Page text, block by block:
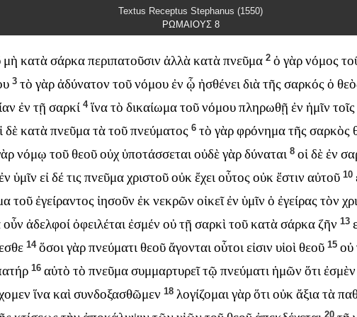
Textus Receptus Stephanus (1550)
ΡΩΜΑΙΟΥΣ 8
μὴ κατὰ σάρκα περιπατοῦσιν ἀλλὰ κατὰ πνεῦμα 2 ὁ γὰρ νόμος
3τὸ γὰρ ἀδύνατον τοῦ νόμου ἐν ᾧ ἠσθένει διὰ τῆς σαρκός ὁ
ἐν τῇ σαρκί 4 ἵνατὸ δικαίωματοῦνόμουπληρωθῇ ἐν ἡμῖν τοῖς
δὲκατὰπνεῦματὰτοῦπνεύματος 6 τὸ γὰρφρόνηματῆς σαρκὸς
νόμῳ τοῦθεοῦοὐχὑποτάσσεταιοὐδὲγὰρδύναται 8 οἱδὲἐν
ὑμῖν εἰδέτις πνεῦμαχριστοῦοὐκἔχειοὗτος οὐκἔστιν αὐτοῦ 10
τοῦἐγείραντος ἰησοῦν ἐκνεκρῶν οἰκεῖἐν ὑμῖν ὁ ἐγείρας τὸν
οὖν ἀδελφοίὀφειλέταιἐσμέν οὐτῇ σαρκὶτοῦκατὰσάρκαζῆν 13
14 ὅσοιγὰρπνεύματιθεοῦἄγονταιοὗτοιεἰσιν υἱοὶθεοῦ 15 οὐ
16 αὐτὸ τὸ πνεῦμασυμμαρτυρεῖτῷ πνεύματιἡμῶν ὅτιἐσμὲν
ἵνακαὶσυνδοξασθῶμεν 18 λογίζομαιγὰρὅτιοὐκἄξιατὰ
20